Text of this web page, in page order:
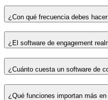
¿Con qué frecuencia debes
¿El software de engagement
¿Cuánto cuesta un software de
¿Qué funciones importan más